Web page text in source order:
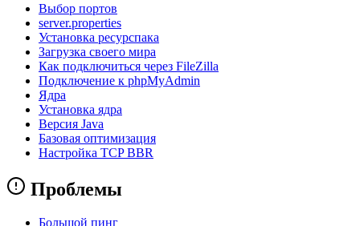
Выбор портов
server.properties
Установка ресурспака
Загрузка своего мира
Как подключиться через FileZilla
Подключение к phpMyAdmin
Ядра
Установка ядра
Версия Java
Базовая оптимизация
Настройка TCP BBR
Проблемы
Большой пинг